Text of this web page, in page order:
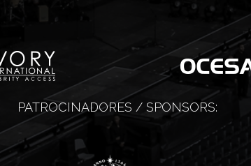
PATROCINADORES / SPONSORS: